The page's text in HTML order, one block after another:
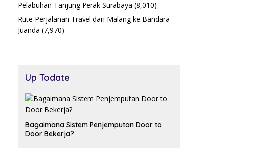
Pelabuhan Tanjung Perak Surabaya (8,010)
Rute Perjalanan Travel dari Malang ke Bandara
Juanda (7,970)
Up Todate
Bagaimana Sistem Penjemputan Door to
Door Bekerja?